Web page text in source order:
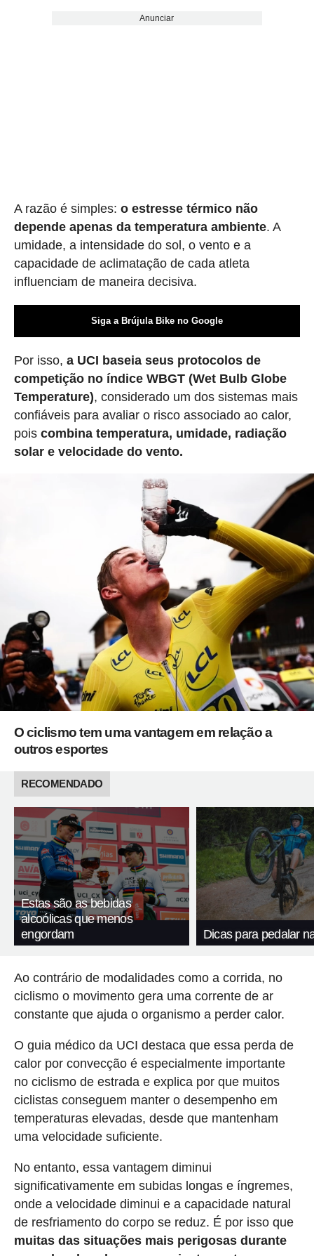
Anunciar
A razão é simples: o estresse térmico não
depende apenas da temperatura ambiente. A
umidade, a intensidade do sol, o vento e a
capacidade de aclimatação de cada atleta
influenciam de maneira decisiva.
Siga a Brújula Bike no Google
Por isso, a UCI baseia seus protocolos de
competição no índice WBGT (Wet Bulb Globe
Temperature), considerado um dos sistemas mais
confiáveis para avaliar o risco associado ao calor,
pois combina temperatura, umidade, radiação
solar e velocidade do vento.
O ciclismo tem uma vantagem em relação a
outros esportes
RECOMENDADO
Estas são as bebidas
alcoólicas que menos
engordam
Dicas para pedalar
Ao contrário de modalidades como a corrida, no
ciclismo o movimento gera uma corrente de ar
constante que ajuda o organismo a perder calor.
O guia médico da UCI destaca que essa perda de
calor por convecção é especialmente importante
no ciclismo de estrada e explica por que muitos
ciclistas conseguem manter o desempenho em
temperaturas elevadas, desde que mantenham
uma velocidade suficiente.
No entanto, essa vantagem diminui
significativamente em subidas longas e íngremes,
onde a velocidade diminui e a capacidade natural
de resfriamento do corpo se reduz. É por isso que
muitas das situações mais perigosas durante